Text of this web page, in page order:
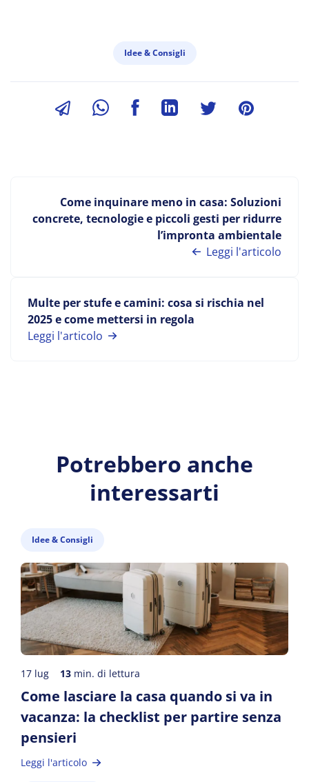
Idee & Consigli
Come inquinare meno in casa: Soluzioni
concrete, tecnologie e piccoli gesti per ridurre
l’impronta ambientale
Leggi l'articolo
Multe per stufe e camini: cosa si rischia nel
2025 e come mettersi in regola
Leggi l'articolo
Potrebbero anche
interessarti
Idee & Consigli
17 lug 13 min. di lettura
Come lasciare la casa quando si va in
vacanza: la checklist per partire senza
pensieri
Leggi l'articolo